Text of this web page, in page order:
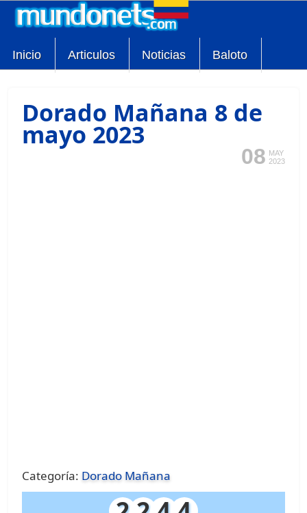
Inicio Articulos Noticias Baloto
Dorado Mañana 8 de
mayo 2023
08 MAY
2023
Categoría: Dorado Mañana